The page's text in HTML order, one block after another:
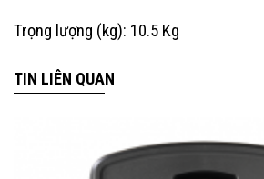
Trọng lượng (kg): 10.5 Kg
TIN LIÊN QUAN